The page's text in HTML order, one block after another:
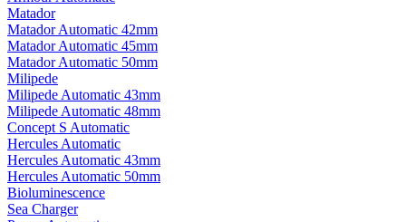
Matador
Matador Automatic 42mm
Matador Automatic 45mm
Matador Automatic 50mm
Milipede
Milipede Automatic 43mm
Milipede Automatic 48mm
Concept S Automatic
Hercules Automatic
Hercules Automatic 43mm
Hercules Automatic 50mm
Bioluminescence
Sea Charger